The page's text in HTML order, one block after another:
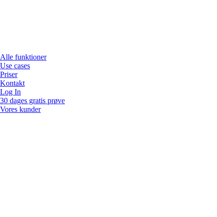
Alle funktioner
Use cases
Priser
Kontakt
Log In
30 dages gratis prøve
Vores kunder